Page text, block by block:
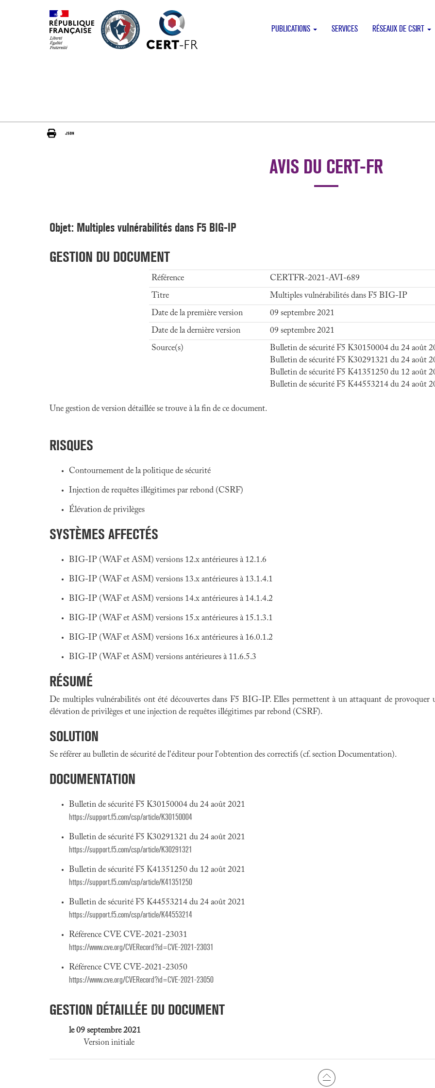
PUBLICATIONS SERVICES RÉSEAUX DE CSIRT
AVIS DU CERT-FR
Objet: Multiples vulnérabilités dans F5 BIG-IP
GESTION DU DOCUMENT
Référence
CERTFR-2021-AVI-689
Titre
Multiples vulnérabilités dans F5 BIG-IP
Date de la première version
09 septembre 2021
Date de la dernière version
09 septembre 2021
Source(s)
Bulletin de sécurité F5 K30150004 du 24 août
Bulletin de sécurité F5 K30291321 du 24 août
Bulletin de sécurité F5 K41351250 du 12 août
Bulletin de sécurité F5 K44553214 du 24 août
Une gestion de version détaillée se trouve à la fin de ce document.
RISQUES
Contournement de la politique de sécurité
Injection de requêtes illégitimes par rebond (CSRF)
Élévation de privilèges
SYSTÈMES AFFECTÉS
BIG-IP (WAF et ASM) versions 12.x antérieures à 12.1.6
BIG-IP (WAF et ASM) versions 13.x antérieures à 13.1.4.1
BIG-IP (WAF et ASM) versions 14.x antérieures à 14.1.4.2
BIG-IP (WAF et ASM) versions 15.x antérieures à 15.1.3.1
BIG-IP (WAF et ASM) versions 16.x antérieures à 16.0.1.2
BIG-IP (WAF et ASM) versions antérieures à 11.6.5.3
RÉSUMÉ
De multiples vulnérabilités ont été découvertes dans F5 BIG-IP. Elles permettent à un attaquant de provoquer
élévation de privilèges et une injection de requêtes illégitimes par rebond (CSRF).
SOLUTION
Se référer au bulletin de sécurité de l'éditeur pour l'obtention des correctifs (cf. section Documentation).
DOCUMENTATION
Bulletin de sécurité F5 K30150004 du 24 août 2021
https://support.f5.com/csp/article/K30150004
Bulletin de sécurité F5 K30291321 du 24 août 2021
https://support.f5.com/csp/article/K30291321
Bulletin de sécurité F5 K41351250 du 12 août 2021
https://support.f5.com/csp/article/K41351250
Bulletin de sécurité F5 K44553214 du 24 août 2021
https://support.f5.com/csp/article/K44553214
Référence CVE CVE-2021-23031
https://www.cve.org/CVERecord?id=CVE-2021-23031
Référence CVE CVE-2021-23050
https://www.cve.org/CVERecord?id=CVE-2021-23050
GESTION DÉTAILLÉE DU DOCUMENT
le 09 septembre 2021
Version initiale